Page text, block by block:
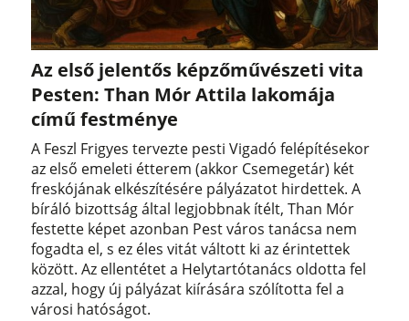
Az első jelentős képzőművészeti vita
Pesten: Than Mór Attila lakomája
című festménye
A Feszl Frigyes tervezte pesti Vigadó felépítésekor
az első emeleti étterem (akkor Csemegetár) két
freskójának elkészítésére pályázatot hirdettek. A
bíráló bizottság által legjobbnak ítélt, Than Mór
festette képet azonban Pest város tanácsa nem
fogadta el, s ez éles vitát váltott ki az érintettek
között. Az ellentétet a Helytartótanács oldotta fel
azzal, hogy új pályázat kiírására szólította fel a
városi hatóságot.